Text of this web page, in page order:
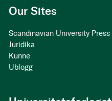
Our Sites
Scandinavian University Press
Juridika
Kunne
Ublogg